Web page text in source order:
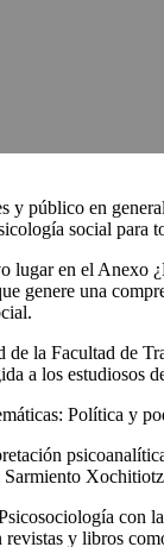
y público en
social
lugar en el
genere una
la Facultad de
a los estudiosos
Política y
con
y libros